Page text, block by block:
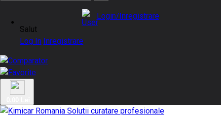
Login/Inregistrare
Salut
Log In Inregistrare